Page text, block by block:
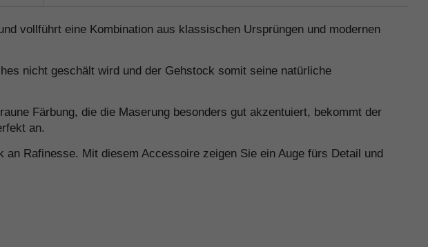
vollführt eine Kombination aus klassischen Ursprüngen und modernen
nicht geschält wird und der Gehstock somit seine natürliche
Färbung, die die Maserung besonders gut akzentuiert, bekommt der
an.
Rafinesse. Mit diesem Accessoire zeigen Sie ein Auge fürs Detail und